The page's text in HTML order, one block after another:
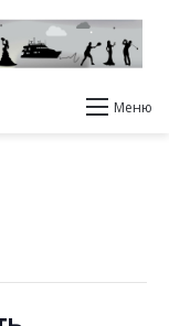
Меню